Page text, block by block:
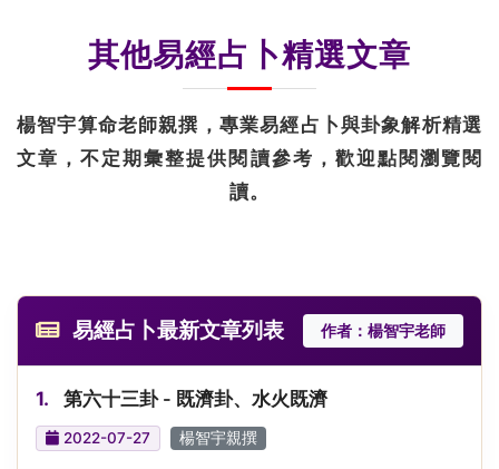
其他易經占卜精選文章
楊智宇算命老師親撰，專業易經占卜與卦象解析精選
文章，不定期彙整提供閱讀參考，歡迎點閱瀏覽閱
讀。
易經占卜最新文章列表 作者：楊智宇老師
1. 第六十三卦 - 既濟卦、水火既濟
2022-07-27 楊智宇親撰